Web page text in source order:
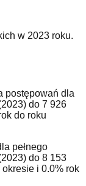
w 2023 roku.
postępowań dla
do 7 926
do roku
pełnego
do 8 153
okresie i 0.0% rok